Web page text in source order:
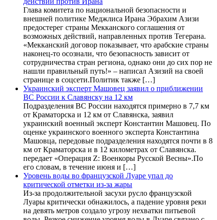
Глава комитета по национальной безопасности и
внешней политике Меджлиса Ирана Эбрахим Азизи
предостерег страны Мекканского соглашения от
возможных действий, направленных против Тегерана.
«Мекканский договор показывает, что арабские страны
наконец-то осознали, что безопасность зависит от
сотрудничества стран региона, однако они до сих пор не
нашли правильный путь!» – написал Азизий на своей
странице в соцсети.Политик также […]
Украинский эксперт Машовец заявил о приближении
ВС России к Славянску на 12 км
Подразделения ВС России находятся примерно в 7,7 км
от Краматорска и 12 км от Славянска, заявил
украинский военный эксперт Константин Машовец. По
оценке украинского военного эксперта Константина
Машовца, передовые подразделения находятся почти в 8
км от Краматорска и в 12 километрах от Славянска.
передает «Операция Z: Военкоры Русской Весны».По
его словам, в течение июня и […]
Уровень воды во французской Луаре упал до
критической отметки из-за жары
Из-за продолжительной засухи русло французской
Луары критически обнажилось, а падение уровня реки
на девять метров создало угрозу нехватки питьевой